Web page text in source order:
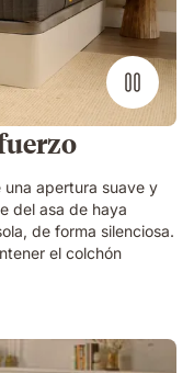
una apertura suave y
del asa de haya
de forma silenciosa.
el colchón